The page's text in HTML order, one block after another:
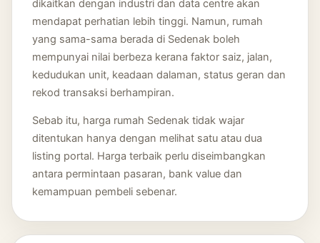
dikaitkan dengan industri dan data centre akan
mendapat perhatian lebih tinggi. Namun, rumah
yang sama-sama berada di Sedenak boleh
mempunyai nilai berbeza kerana faktor saiz, jalan,
kedudukan unit, keadaan dalaman, status geran dan
rekod transaksi berhampiran.
Sebab itu, harga rumah Sedenak tidak wajar
ditentukan hanya dengan melihat satu atau dua
listing portal. Harga terbaik perlu diseimbangkan
antara permintaan pasaran, bank value dan
kemampuan pembeli sebenar.